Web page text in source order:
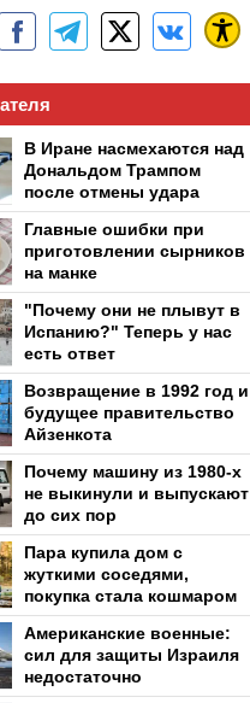
В Иране насмехаются над
Дональдом Трампом
после отмены удара
Главные ошибки при
приготовлении сырников
на манке
"Почему они не плывут в
Испанию?" Теперь у нас
есть ответ
Возвращение в 1992 год и
будущее правительство
Айзенкота
Почему машину из 1980-х
не выкинули и выпускают
до сих пор
Пара купила дом с
жуткими соседями,
покупка стала кошмаром
Американские военные:
сил для защиты Израиля
недостаточно